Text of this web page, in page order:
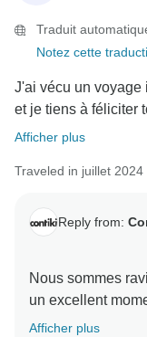
Traduit
Notez cette
J'ai vécu un voyage
et je tiens à féliciter
Afficher plus
Traveled in juillet 2024
Reply from:
Nous sommes
un excellent
gestionnaire de
Afficher plus